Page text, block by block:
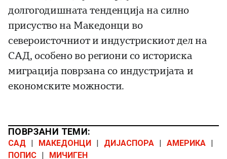
долгогодишната тенденција на силно
присуство на Македонци во
североисточниот и индустрискиот дел на
САД, особено во региони со историска
миграција поврзана со индустријата и
економските можности.
ПОВРЗАНИ ТЕМИ:
САД МАКЕДОНЦИ ДИЈАСПОРА АМЕРИКА
ПОПИС
МИЧИГЕН